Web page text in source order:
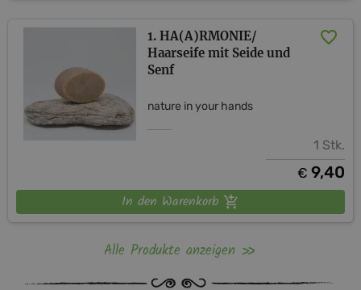
1. HA(A)RMONIE/
Haarseife mit Seide und
Senf
nature in your hands
1 Stk.
€ 9,40
In den Warenkorb
Alle Produkte anzeigen